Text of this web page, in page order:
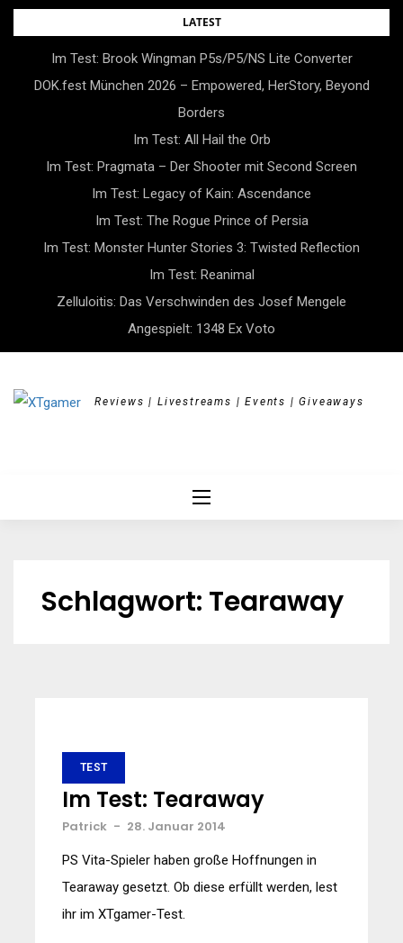
Skip
LATEST
Im Test: Brook Wingman P5s/P5/NS Lite Converter
DOK.fest München 2026 – Empowered, HerStory, Beyond
Borders
Im Test: All Hail the Orb
Im Test: Pragmata – Der Shooter mit Second Screen
Im Test: Legacy of Kain: Ascendance
Im Test: The Rogue Prince of Persia
Im Test: Monster Hunter Stories 3: Twisted Reflection
Im Test: Reanimal
Zelluloitis: Das Verschwinden des Josef Mengele
Angespielt: 1348 Ex Voto
Reviews | Livestreams | Events | Giveaways
Schlagwort: Tearaway
TEST
Im Test: Tearaway
Patrick - 28. Januar 2014
PS Vita-Spieler haben große Hoffnungen in
Tearaway gesetzt. Ob diese erfüllt werden, lest
ihr im XTgamer-Test.